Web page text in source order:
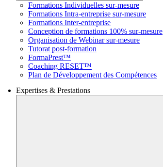
Formations Individuelles sur-mesure
Formations Intra-entreprise sur-mesure
Formations Inter-entreprise
Conception de formations 100% sur-mesure
Organisation de Webinar sur-mesure
Tutorat post-formation
FormaPrest™
Coaching RESET™
Plan de Développement des Compétences
Expertises & Prestations